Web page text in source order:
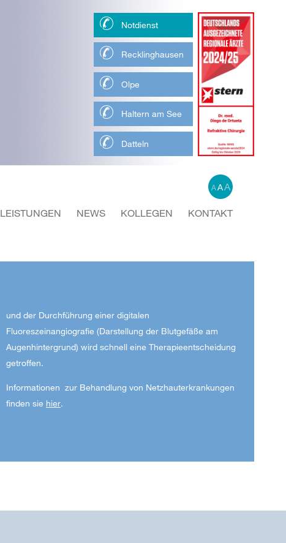
Notdienst
Recklinghausen
Olpe
Haltern am See
Datteln
AAA
LEISTUNGEN NEWS KOLLEGEN KONTAKT
und der Durchführung einer digitalen
Fluoreszeinangiografie (Darstellung der Blutgefäße am
Augenhintergrund) wird schnell eine Therapieentscheidung
getroffen.
Informationen zur Behandlung von Netzhauterkrankungen
finden sie hier.